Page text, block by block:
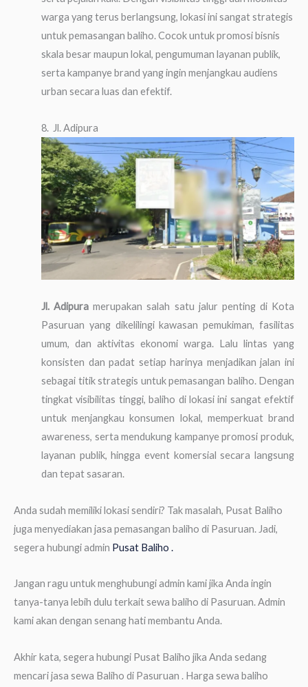
warga yang terus berlangsung, lokasi ini sangat strategis
untuk pemasangan baliho. Cocok untuk promosi bisnis
skala besar maupun lokal, pengumuman layanan publik,
serta kampanye brand yang ingin menjangkau audiens
urban secara luas dan efektif.
8. Jl. Adipura
Jl. Adipura merupakan salah satu jalur penting di Kota
Pasuruan yang dikelilingi kawasan pemukiman, fasilitas
umum, dan aktivitas ekonomi warga. Lalu lintas yang
konsisten dan padat setiap harinya menjadikan jalan ini
sebagai titik strategis untuk pemasangan baliho. Dengan
tingkat visibilitas tinggi, baliho di lokasi ini sangat efektif
untuk menjangkau konsumen lokal, memperkuat brand
awareness, serta mendukung kampanye promosi produk,
layanan publik, hingga event komersial secara langsung
dan tepat sasaran.
Anda sudah memiliki lokasi sendiri? Tak masalah, Pusat Baliho
juga menyediakan jasa pemasangan baliho di Pasuruan. Jadi,
segera hubungi admin Pusat Baliho .
Jangan ragu untuk menghubungi admin kami jika Anda ingin
tanya-tanya lebih dulu terkait sewa baliho di Pasuruan. Admin
kami akan dengan senang hati membantu Anda.
Akhir kata, segera hubungi Pusat Baliho jika Anda sedang
mencari jasa sewa Baliho di Pasuruan . Harga sewa baliho